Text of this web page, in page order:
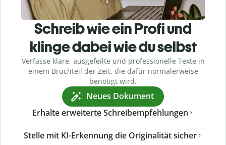
Schreib wie ein Profi und
klinge dabei wie du selbst
Verfasse klare, ausgefeilte und professionelle Texte in
einem Bruchteil der Zeit, die dafür normalerweise
benötigt wird.
Neues Dokument
Erhalte erweiterte Schreibempfehlungen
Stelle mit KI-Erkennung die Originalität sicher